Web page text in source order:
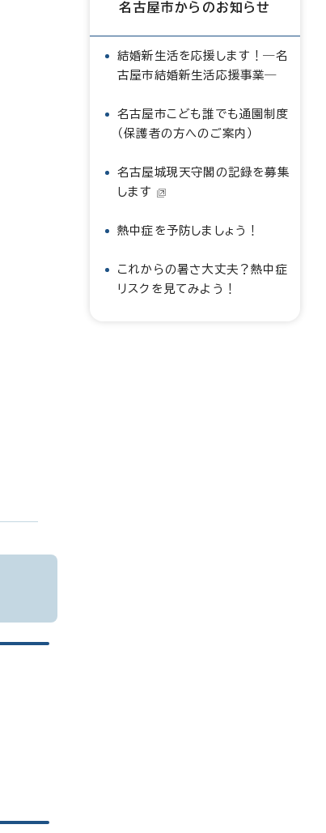
名古屋市からのお知らせ
結婚新生活を応援します！―名
古屋市結婚新生活応援事業―
名古屋市こども誰でも通園制度
（保護者の方へのご案内）
名古屋城現天守閣の記録を募集
します
熱中症を予防しましょう！
これからの暑さ大丈夫？熱中症
リスクを見てみよう！